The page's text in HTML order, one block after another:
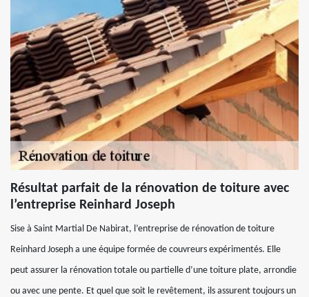
Résultat parfait de la rénovation de toiture avec
l’entreprise Reinhard Joseph
Sise à Saint Martial De Nabirat, l’entreprise de rénovation de toiture
Reinhard Joseph a une équipe formée de couvreurs expérimentés. Elle
peut assurer la rénovation totale ou partielle d’une toiture plate, arrondie
ou avec une pente. Et quel que soit le revêtement, ils assurent toujours un